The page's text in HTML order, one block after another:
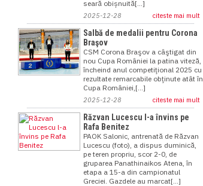
seară obișnuită[...]
2025-12-28 citeste mai mult
Salbă de medalii pentru Corona
Braşov
CSM Corona Braşov a câştigat din
nou Cupa României la patina viteză,
încheind anul competiţional 2025 cu
rezultate remarcabile obţinute atât în
Cupa României,[...]
2025-12-28 citeste mai mult
Răzvan Lucescu l-a învins pe
Rafa Benitez
PAOK Salonic, antrenată de Răzvan
Lucescu (foto), a dispus duminică,
pe teren propriu, scor 2-0, de
gruparea Panathinaikos Atena, în
etapa a 15-a din campionatul
Greciei. Gazdele au marcat[...]